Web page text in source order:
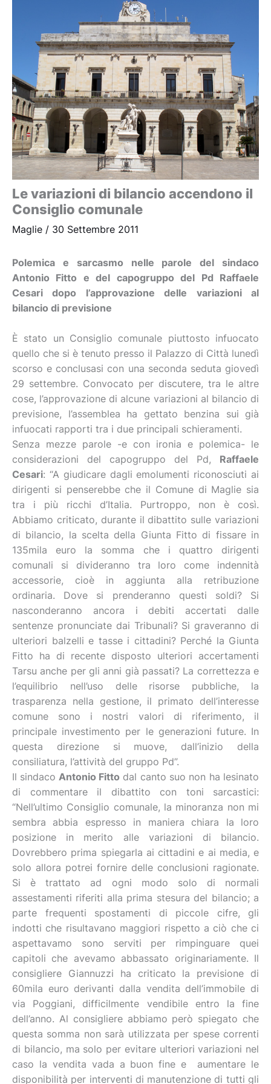
Le variazioni di bilancio accendono il
Consiglio comunale
Maglie / 30 Settembre 2011
Polemica e sarcasmo nelle parole del sindaco
Antonio Fitto e del capogruppo del Pd Raffaele
Cesari dopo l’approvazione delle variazioni al
bilancio di previsione
È stato un Consiglio comunale piuttosto infuocato
quello che si è tenuto presso il Palazzo di Città lunedì
scorso e conclusasi con una seconda seduta giovedì
29 settembre. Convocato per discutere, tra le altre
cose, l’approvazione di alcune variazioni al bilancio di
previsione, l’assemblea ha gettato benzina sui già
infuocati rapporti tra i due principali schieramenti.
Senza mezze parole -e con ironia e polemica- le
considerazioni del capogruppo del Pd, Raffaele
Cesari: “A giudicare dagli emolumenti riconosciuti ai
dirigenti si penserebbe che il Comune di Maglie sia
tra i più ricchi d’Italia. Purtroppo, non è così.
Abbiamo criticato, durante il dibattito sulle variazioni
di bilancio, la scelta della Giunta Fitto di fissare in
135mila euro la somma che i quattro dirigenti
comunali si divideranno tra loro come indennità
accessorie, cioè in aggiunta alla retribuzione
ordinaria. Dove si prenderanno questi soldi? Si
nasconderanno ancora i debiti accertati dalle
sentenze pronunciate dai Tribunali? Si graveranno di
ulteriori balzelli e tasse i cittadini? Perché la Giunta
Fitto ha di recente disposto ulteriori accertamenti
Tarsu anche per gli anni già passati? La correttezza e
l’equilibrio nell’uso delle risorse pubbliche, la
trasparenza nella gestione, il primato dell’interesse
comune sono i nostri valori di riferimento, il
principale investimento per le generazioni future. In
questa direzione si muove, dall’inizio della
consiliatura, l’attività del gruppo Pd”.
Il sindaco Antonio Fitto dal canto suo non ha lesinato
di commentare il dibattito con toni sarcastici:
“Nell’ultimo Consiglio comunale, la minoranza non mi
sembra abbia espresso in maniera chiara la loro
posizione in merito alle variazioni di bilancio.
Dovrebbero prima spiegarla ai cittadini e ai media, e
solo allora potrei fornire delle conclusioni ragionate.
Si è trattato ad ogni modo solo di normali
assestamenti riferiti alla prima stesura del bilancio; a
parte frequenti spostamenti di piccole cifre, gli
indotti che risultavano maggiori rispetto a ciò che ci
aspettavamo sono serviti per rimpinguare quei
capitoli che avevamo abbassato originariamente. Il
consigliere Giannuzzi ha criticato la previsione di
60mila euro derivanti dalla vendita dell’immobile di
via Poggiani, difficilmente vendibile entro la fine
dell’anno. Al consigliere abbiamo però spiegato che
questa somma non sarà utilizzata per spese correnti
di bilancio, ma solo per evitare ulteriori variazioni nel
caso la vendita vada a buon fine e aumentare le
disponibilità per interventi di manutenzione di tutti gli